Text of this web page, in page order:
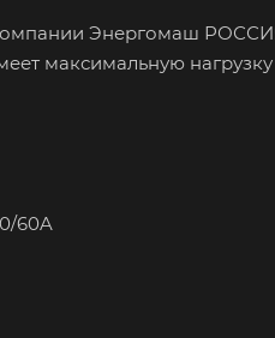
Энергомаш
максимальную
60A